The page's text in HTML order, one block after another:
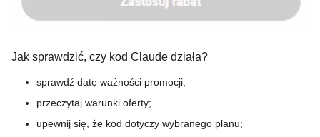
Jak sprawdzić, czy kod Claude działa?
sprawdź datę ważności promocji;
przeczytaj warunki oferty;
upewnij się, że kod dotyczy wybranego planu;